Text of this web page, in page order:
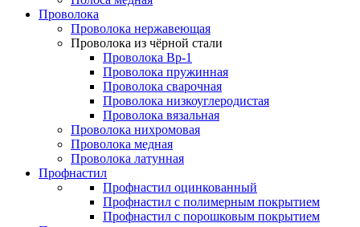
Проволока
Проволока нержавеющая
Проволока из чёрной стали
Проволока Вр-1
Проволока пружинная
Проволока сварочная
Проволока низкоуглеродистая
Проволока вязальная
Проволока нихромовая
Проволока медная
Проволока латунная
Профнастил
Профнастил оцинкованный
Профнастил с полимерным покрытием
Профнастил с порошковым покрытием